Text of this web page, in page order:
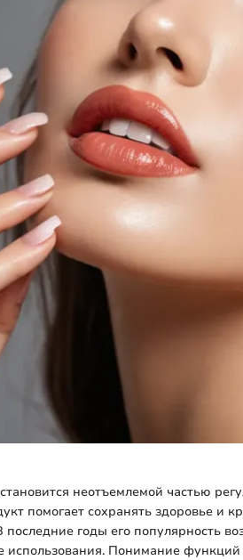
неотъемлемой частью
помогает сохранять здоровье и
последние годы его популярность
использования. Понимание функций